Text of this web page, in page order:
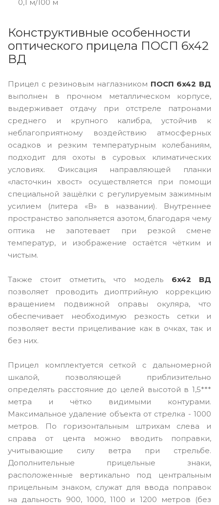
0,1 м/100 м
Конструктивные особенности
оптического прицела ПОСП 6x42
ВД
Прицел с резиновым наглазником ПОСП 6x42 ВД
выполнен в прочном металлическом корпусе,
выдерживает отдачу при отстреле патронами
среднего и крупного калибра, устойчив к
неблагоприятному воздействию атмосферных
осадков и резким температурным колебаниям,
подходит для охоты в суровых климатических
условиях. Фиксация направляющей планки
«ласточкин хвост» осуществляется при помощи
специальной защёлки с регулируемым зажимным
усилием (литера «В» в названии). Внутреннее
пространство заполняется азотом, благодаря чему
оптика не запотевает при резкой смене
температур, и изображение остаётся чётким и
чистым.
Также стоит отметить, что модель 6x42 ВД
позволяет проводить диоптрийную коррекцию
вращением подвижной оправы окуляра, что
обеспечивает необходимую резкость сетки и
позволяет вести прицеливание как в очках, так и
без них.
Прицел комплектуется сеткой с дальномерной
шкалой, позволяющей приблизительно
определять расстояние до целей высотой в 1,5***
метра и чётко видимыми контурами.
Максимальное удаление объекта от стрелка - 1000
метров. По горизонтальным штрихам слева и
справа от цента можно вводить поправки,
учитывающие силу ветра при стрельбе.
Дополнительные прицельные знаки,
расположенные вертикально под центральным
прицельным знаком, служат для ввода поправок
на дальность 900, 1000, 1100 и 1200 метров (без